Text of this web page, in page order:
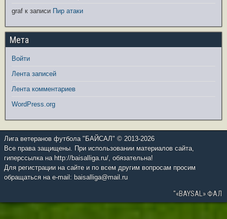
graf к записи Пир атаки
Мета
Войти
Лента записей
Лента комментариев
WordPress.org
Лига ветеранов футбола "БАЙСАЛ" © 2013-2026
Все права защищены. При использовании материалов сайта,
гиперссылка на http://baisalliga.ru/, обязательна!
Для регистрации на сайте и по всем другим вопросам просим
обращаться на e-mail: baisalliga@mail.ru
"«BAYSAL» ФАЛ